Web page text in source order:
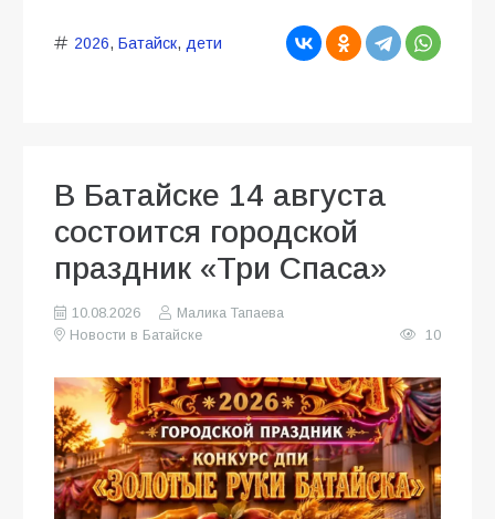
2026, Батайск, дети
В Батайске 14 августа
состоится городской
праздник «Три Спаса»
10.08.2026
Малика Тапаева
Новости в Батайске
10